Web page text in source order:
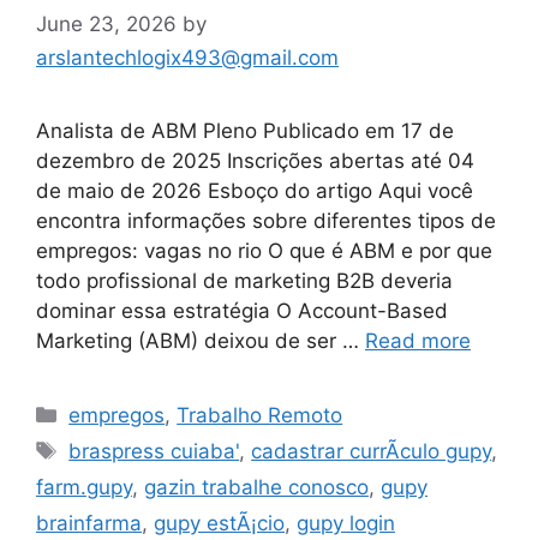
June 23, 2026 by
arslantechlogix493@gmail.com
Analista de ABM Pleno Publicado em 17 de
dezembro de 2025 Inscrições abertas até 04
de maio de 2026 Esboço do artigo Aqui você
encontra informações sobre diferentes tipos de
empregos: vagas no rio O que é ABM e por que
todo profissional de marketing B2B deveria
dominar essa estratégia O Account-Based
Marketing (ABM) deixou de ser … Read more
Categories
empregos,Trabalho Remoto
Tags
braspress cuiaba', cadastrar currÃ­culo gupy,
farm.gupy, gazin trabalhe conosco, gupy
brainfarma, gupy estÃ¡cio, gupy login